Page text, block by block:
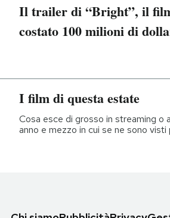
Il trailer di “Bright”, il
costato 100 milioni di
I film di questa estate
Cosa esce di grosso in streaming o
anno e mezzo in cui se ne sono visti